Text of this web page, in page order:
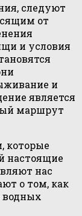
следуют
от
и условия
и
является
маршрут
которые
настоящие
нас
о том, как
водных